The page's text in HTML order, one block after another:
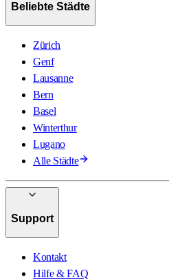
Beliebte Städte
Zürich
Genf
Lausanne
Bern
Basel
Winterthur
Lugano
Alle Städte
Support
Kontakt
Hilfe & FAQ